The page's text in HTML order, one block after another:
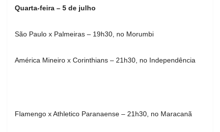
Quarta-feira – 5 de julho
São Paulo x Palmeiras – 19h30, no Morumbi
América Mineiro x Corinthians – 21h30, no Independência
Flamengo x Athletico Paranaense – 21h30, no Maracanã